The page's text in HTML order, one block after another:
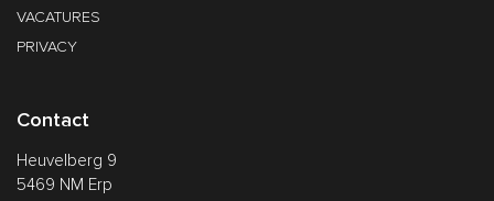
VACATURES
PRIVACY
Contact
Heuvelberg 9
5469 NM Erp